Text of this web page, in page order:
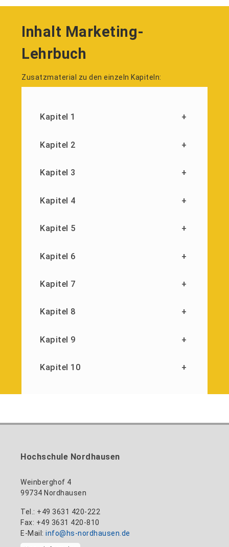
Inhalt Marketing-
Lehrbuch
Zusatzmaterial zu den einzeln Kapiteln:
Kapitel 1 +
Kapitel 2 +
Kapitel 3 +
Kapitel 4 +
Kapitel 5 +
Kapitel 6 +
Kapitel 7 +
Kapitel 8 +
Kapitel 9 +
Kapitel 10 +
Hochschule Nordhausen
Weinberghof 4
99734 Nordhausen
Tel.: +49 3631 420-222
Fax: +49 3631 420-810
E-Mail: info@hs-nordhausen.de